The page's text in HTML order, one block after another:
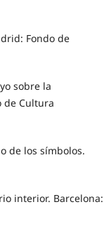
Fondo de
sobre la
de Cultura
de los símbolos.
interior. Barcelona: